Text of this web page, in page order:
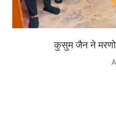
कुसुम जैन ने